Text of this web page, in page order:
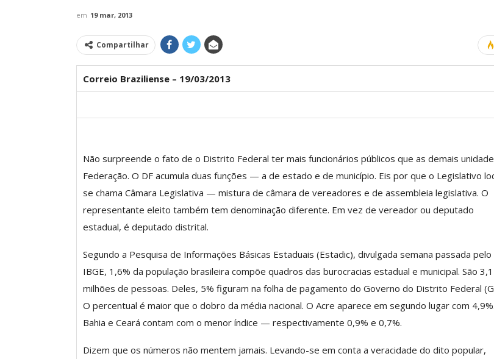
em 19 mar, 2013
Compartilhar
Correio Braziliense – 19/03/2013
Não surpreende o fato de o Distrito Federal ter mais funcionários públicos que as demais
Federação. O DF acumula duas funções — a de estado e de município. Eis por que o Legislativo
se chama Câmara Legislativa — mistura de câmara de vereadores e de assembleia legislativa. O
representante eleito também tem denominação diferente. Em vez de vereador ou deputado
estadual, é deputado distrital.
Segundo a Pesquisa de Informações Básicas Estaduais (Estadic), divulgada semana passada pelo
IBGE, 1,6% da população brasileira compõe quadros das burocracias estadual e municipal. São
milhões de pessoas. Deles, 5% figuram na folha de pagamento do Governo do Distrito Federal
O percentual é maior que o dobro da média nacional. O Acre aparece em segundo lugar com 4,9%.
Bahia e Ceará contam com o menor índice — respectivamente 0,9% e 0,7%.
Dizem que os números não mentem jamais. Levando-se em conta a veracidade do dito popular,
Idiomas Com Condições…
Comunicacao
Unificação Das Carreiras
Comunicacao